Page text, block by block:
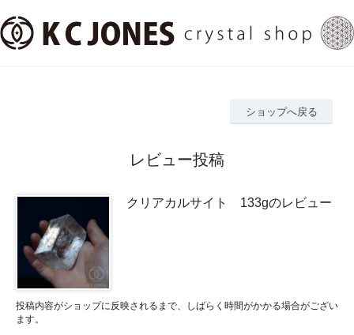
ショップへ戻る
レビュー投稿
クリアカルサイト 133gのレビュー
投稿内容がショップに反映されるまで、しばらく時間がかかる場合がござい
ます。